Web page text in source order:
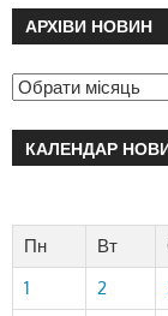
АРХІВИ НОВИН
КАЛЕНДАР
Пн
Вт
1
2